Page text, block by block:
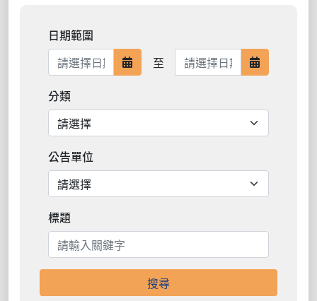
日期範圍
日期範圍開始
至 日期範圍結束 日期範圍
分類
公告單位
標題
搜尋